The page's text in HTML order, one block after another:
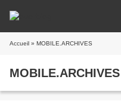
Accueil » MOBILE.ARCHIVES
MOBILE.ARCHIVES